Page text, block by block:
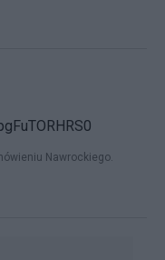
Nawrockiego.